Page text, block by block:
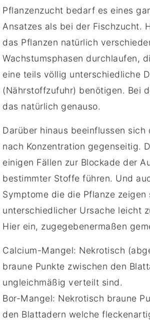
Pflanzenzucht bedarf es eines
Ansatzes als bei der Fischzucht.
das Pflanzen natürlich
Wachstumsphasen durchlaufen,
eine teils völlig unterschiedliche
(Nährstoffzufuhr) benötigen. Bei
das natürlich genauso.
Darüber hinaus beeinflussen
nach Konzentration gegenseitig.
einigen Fällen zur Blockade der
bestimmter Stoffe führen. Und
Symptome die die Pflanze zeigen
unterschiedlicher Ursache leicht
Hier ein, zugegebenermaßen
Calcium-Mangel: Nekrotisch
braune Punkte zwischen den
ungleichmäßig verteilt sind.
Bor-Mangel: Nekrotisch braune
den Blattadern welche